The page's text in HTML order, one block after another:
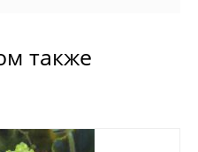
также